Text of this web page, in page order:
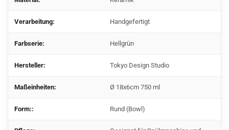
Verarbeitung: Handgefertigt
Farbserie: Hellgrün
Hersteller: Tokyo Design Studio
Maßeinheiten: Ø 18x6cm 750 ml
Form:: Rund (Bowl)